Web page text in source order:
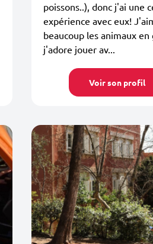
poissons..), donc j'ai une
expérience avec eux!
beaucoup les animaux en
j'adore jouer av...
Voir son profil